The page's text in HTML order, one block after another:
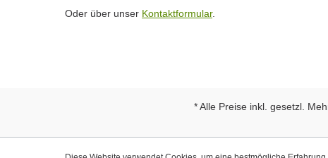
Oder über unser Kontaktformular.
* Alle Preise inkl. gesetzl.